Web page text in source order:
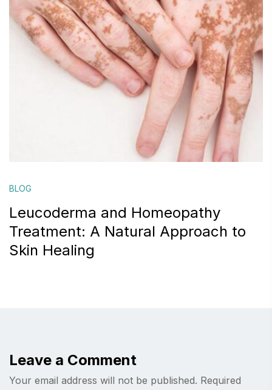
BLOG
Leucoderma and Homeopathy
Treatment: A Natural Approach to
Skin Healing
Leave a Comment
Your email address will not be published. Required